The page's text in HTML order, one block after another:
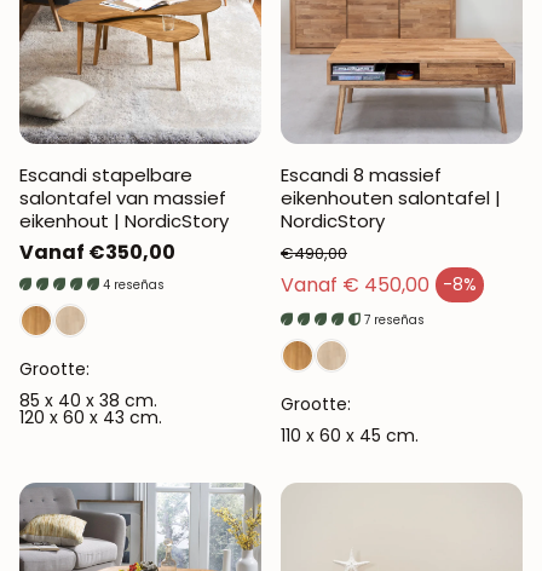
Escandi stapelbare
salontafel van massief
eikenhout | NordicStory
Normale
prijs
Vanaf €350,00
4 reseñas
Grootte:
85 x 40 x 38 cm.
120 x 60 x 43 cm.
Escandi 8 massief
eikenhouten salontafel |
NordicStory
Vanaf € 450,00 -8%
Verkoopprijs
Normale prijs
€490,00
7 reseñas
Grootte:
110 x 60 x 45 cm.